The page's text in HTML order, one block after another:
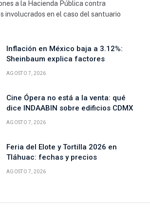
a la Hacienda Pública contra
involucrados en el caso del santuario
Inflación en México baja a 3.12%:
Sheinbaum explica factores
AGOSTO 7, 2026
Cine Ópera no está a la venta: qué
dice INDAABIN sobre edificios CDMX
AGOSTO 7, 2026
Feria del Elote y Tortilla 2026 en
Tláhuac: fechas y precios
AGOSTO 7, 2026